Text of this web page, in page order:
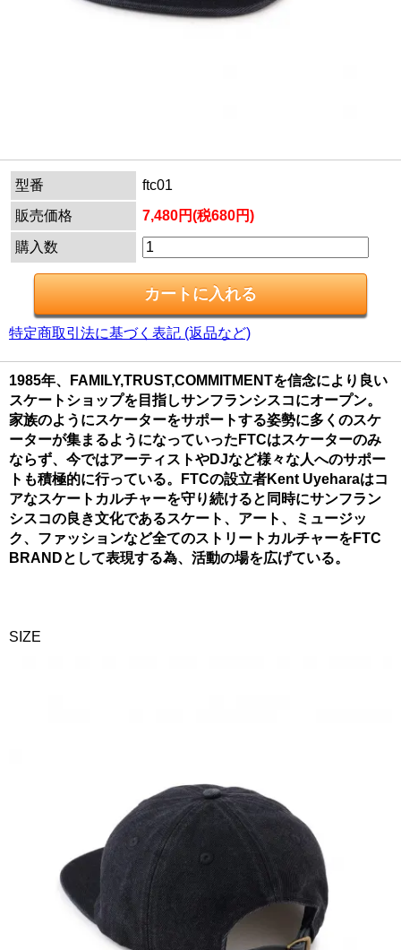
型番
ftc01
販売価格
7,480円(税680円)
購入数
特定商取引法に基づく表記 (返品など)
1985年、FAMILY,TRUST,COMMITMENTを信念により良い
スケートショップを目指しサンフランシスコにオープン。
家族のようにスケーターをサポートする姿勢に多くのスケ
ーターが集まるようになっていったFTCはスケーターのみ
ならず、今ではアーティストやDJなど様々な人へのサポー
トも積極的に行っている。FTCの設立者Kent Uyeharaはコ
アなスケートカルチャーを守り続けると同時にサンフラン
シスコの良き文化であるスケート、アート、ミュージッ
ク、ファッションなど全てのストリートカルチャーをFTC
BRANDとして表現する為、活動の場を広げている。
SIZE